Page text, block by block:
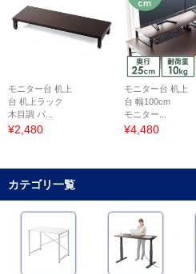
モニター台 机上
台 机上ラック
木目調 パ...
¥2,480
モニター台 机上
台 幅100cm
モニター...
¥4,480
カテゴリ一覧